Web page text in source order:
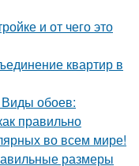
и от чего это
квартир в
Виды обоев:
правильно
во всем мире!
размеры